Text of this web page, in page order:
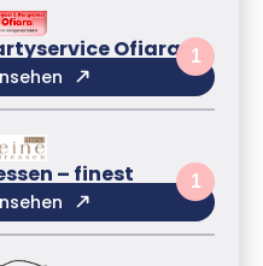
Ofiara 1
– finest 1